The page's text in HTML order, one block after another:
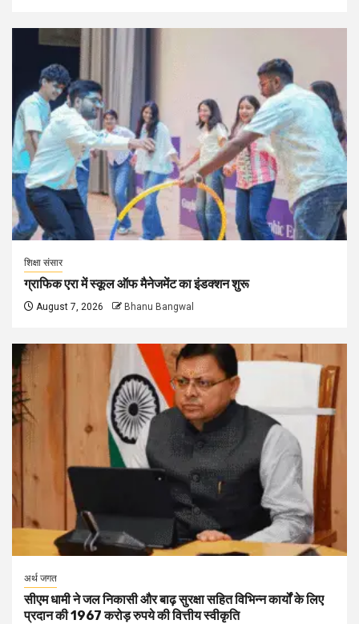
शिक्षा संसार
ग्राफिक एरा में स्कूल ऑफ मैनेजमेंट का इंडक्शन शुरू
August 7, 2026 Bhanu Bangwal
अर्थ जगत
सीएम धामी ने जल निकासी और बाढ़ सुरक्षा सहित विभिन्न कार्यों के लिए
प्रदान की 1967 करोड़ रुपये की वित्तीय स्वीकृति